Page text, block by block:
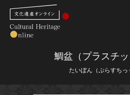
さらに詳細
鯛盆（プラスチッ
たいぼん（ぷらすちっ